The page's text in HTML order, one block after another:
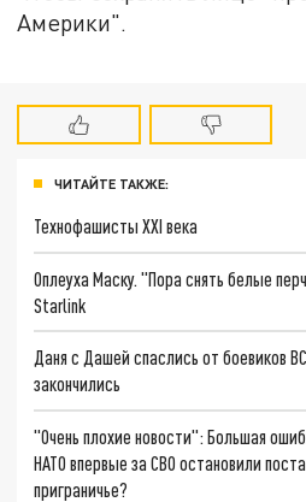
Америки".
ЧИТАЙТЕ ТАКЖЕ:
Технофашисты XXI века
Оплеуха Маску. "Пора снять белые
Starlink
Даня с Дашей спаслись от боевиков
закончились
"Очень плохие новости": Большая
НАТО впервые за СВО остановили
приграничье?